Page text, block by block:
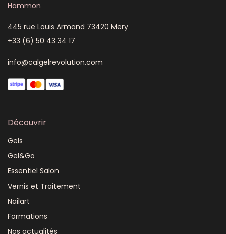
Hammon
445 rue Louis Armand 73420 Mery
+33 (6) 50 43 34 17
info@calgelrevolution.com
Découvrir
Gels
Gel&Go
Essentiel Salon
Vernis et Traitement
Nailart
Formations
Nos actualités